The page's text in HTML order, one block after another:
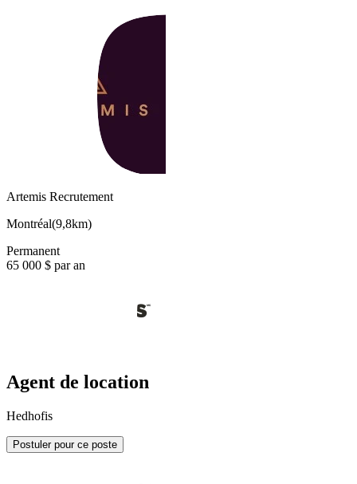
Artemis Recrutement
Montréal(9,8km)
Permanent
65 000 $ par an
Agent de location
Hedhofis
Postuler pour ce poste